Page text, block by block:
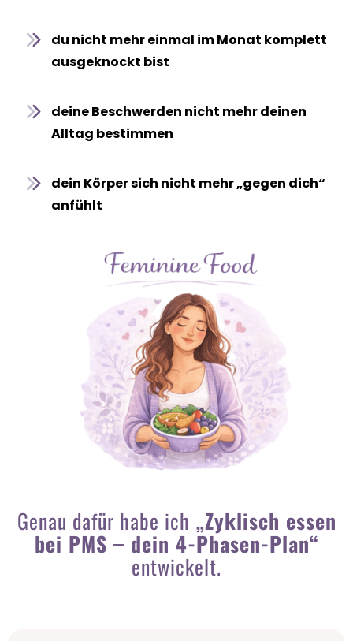
du nicht mehr einmal im Monat komplett
ausgeknockt bist
deine Beschwerden nicht mehr deinen
Alltag bestimmen
dein Körper sich nicht mehr „gegen dich“
anfühlt
Genau dafür habe ich „Zyklisch essen
bei PMS – dein 4-Phasen-Plan“
entwickelt.